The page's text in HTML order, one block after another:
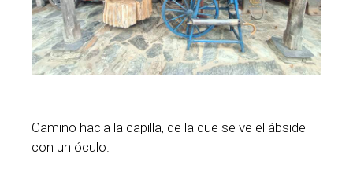
Camino hacia la capilla, de la que se ve el ábside
con un óculo.